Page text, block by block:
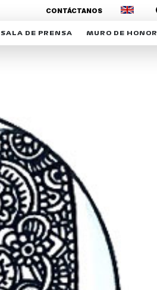
SALA DE PRENSA MURO DE HONOR
CONTÁCTANOS